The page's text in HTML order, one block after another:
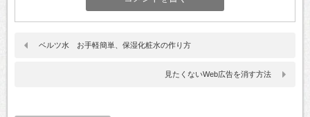
ベルツ水 お手軽簡単、保湿化粧水の作り方
見たくないWeb広告を消す方法